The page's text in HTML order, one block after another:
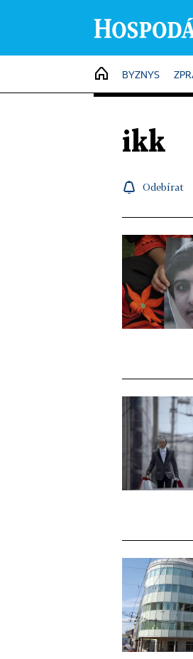
HOME
BYZNYS
ikk
Odebírat